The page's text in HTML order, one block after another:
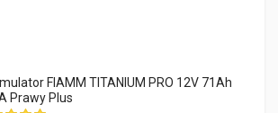
FIAMM TITANIUM PRO 12V 71Ah
Prawy Plus